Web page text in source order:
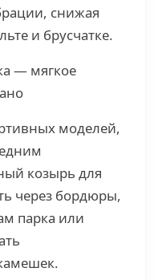
снижая
и брусчатке.
— мягкое
моделей,
козырь для
через бордюры,
парка или